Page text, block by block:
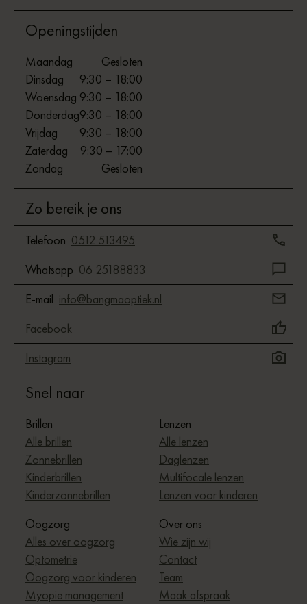
Openingstijden
Maandag
Gesloten
Dinsdag
9:30 – 18:00
Woensdag 9:30 – 18:00
Donderdag9:30 – 18:00
Vrijdag
9:30 – 18:00
Zaterdag
9:30 – 17:00
Zondag
Gesloten
Zo bereik je ons
Telefoon 0512 513495
Whatsapp 06 25188833
E-mail info@bangmaoptiek.nl
Facebook
Instagram
Snel naar
Brillen
Alle brillen
Zonnebrillen
Kinderbrillen
Kinderzonnebrillen
Lenzen
Alle lenzen
Daglenzen
Multifocale lenzen
Lenzen voor kinderen
Oogzorg
Alles over oogzorg
Optometrie
Oogzorg voor kinderen
Myopie management
Over ons
Wie zijn wij
Contact
Team
Maak afspraak